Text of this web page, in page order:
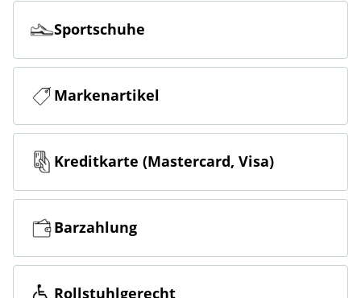
Sportschuhe
Markenartikel
Kreditkarte (Mastercard, Visa)
Barzahlung
Rollstuhlgerecht